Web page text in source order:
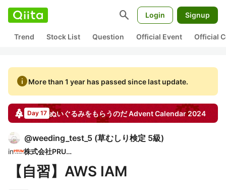
search Login Signup
Trend Stock List Question Official Event Official
infoMore than 1 year has passed since last update.
Day 17 ぬいぐるみをもらうのだAdvent Calendar 2024
@weeding_test_5 (草むしり検定 5級)
in 株式会社PRUM
【自習】AWS IAM